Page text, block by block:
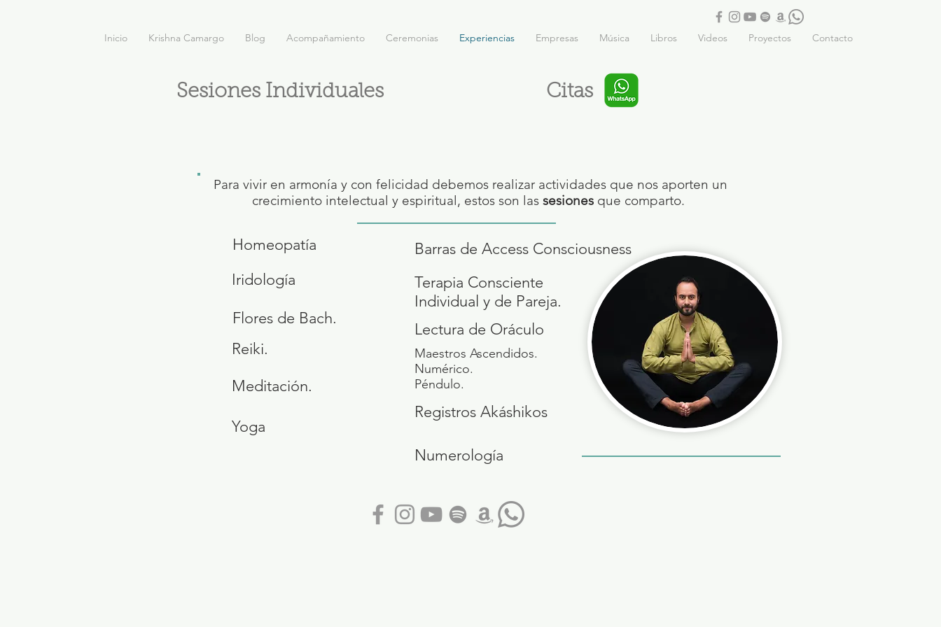
Inicio Krishna Camargo Blog Acompañamiento Ceremonias Experiencias Empresas Música Libros Videos Proyectos Contacto
Sesiones Individuales Citas
Para vivir en armonía y con felicidad debemos realizar actividades que nos aporten un
crecimiento intelectual y espiritual, estos son las sesiones que comparto.
Homeopatía
Iridología
Reiki.
Meditación.
Yoga
Flores de Bach.
Barras de Access Consciousness
Terapia Consciente
Individual y de Pareja.
Registros Akáshikos
Maestros Ascendidos.
Numérico.
Péndulo.
Lectura de Oráculo
Numerología